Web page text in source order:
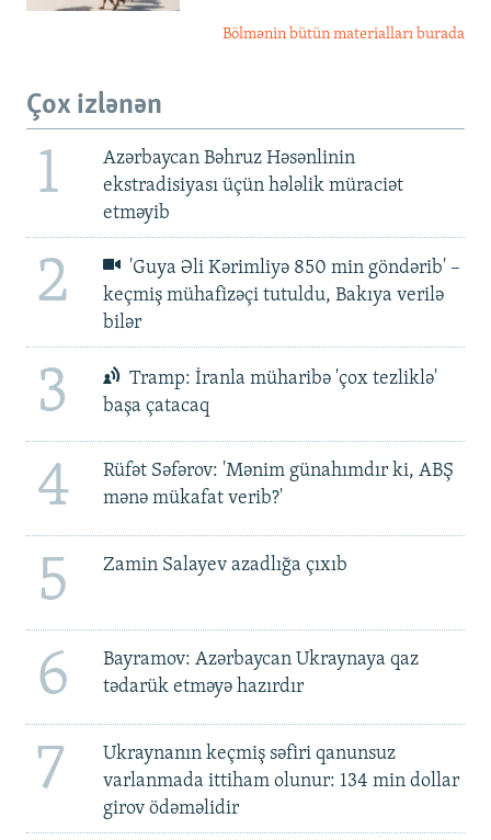
Bölmənin bütün materialları burada
Çox izlənən
1
Azərbaycan Bəhruz Həsənlinin
ekstradisiyası üçün hələlik müraciət
etməyib
2
'Guya Əli Kərimliyə 850 min göndərib' –
keçmiş mühafizəçi tutuldu, Bakıya verilə
bilər
3
Tramp: İranla müharibə 'çox tezliklə'
başa çatacaq
4
Rüfət Səfərov: 'Mənim günahımdır ki, ABŞ
mənə mükafat verib?'
5 Zamin Salayev azadlığa çıxıb
6
Bayramov: Azərbaycan Ukraynaya qaz
tədarük etməyə hazırdır
7
Ukraynanın keçmiş səfiri qanunsuz
varlanmada ittiham olunur: 134 min dollar
girov ödəməlidir